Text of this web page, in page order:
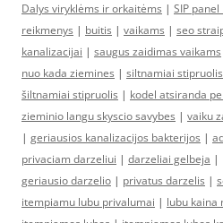
Dalys viryklėms ir orkaitėms | SIP
reikmenys | buitis | vaikams | seo
kanalizacijai | saugus zaidimas vaikams
nuo kada ziemines | siltnamiai
šiltnamiai stipruolis | kodel atsiranda
zieminio langu skyscio savybes | vaiku
| geriausios kanalizacijos bakterijos |
privaciam darzeliui | darzeliai gelbeja |
geriausio darzelio | privatus darzelis |
itempiamu lubu privalumai | lubu kaina